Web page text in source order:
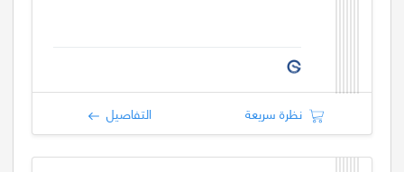
نظرة سريعة التفاصيل